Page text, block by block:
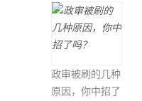
政审被刷的几种
原因，你中招了